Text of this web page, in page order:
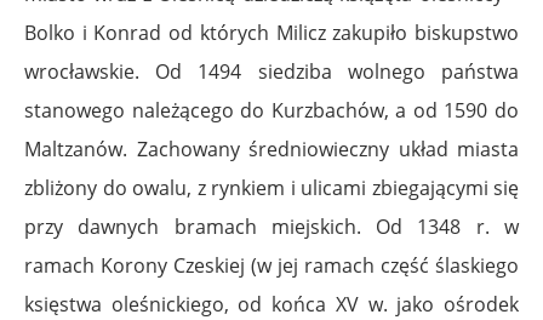
Bolko i Konrad od których Milicz zakupiło biskupstwo
wrocławskie. Od 1494 siedziba wolnego państwa
stanowego należącego do Kurzbachów, a od 1590 do
Maltzanów. Zachowany średniowieczny układ miasta
zbliżony do owalu, z rynkiem i ulicami zbiegającymi się
przy dawnych bramach miejskich. Od 1348 r. w
ramach Korony Czeskiej (w jej ramach część ślaskiego
księstwa oleśnickiego, od końca XV w. jako ośrodek